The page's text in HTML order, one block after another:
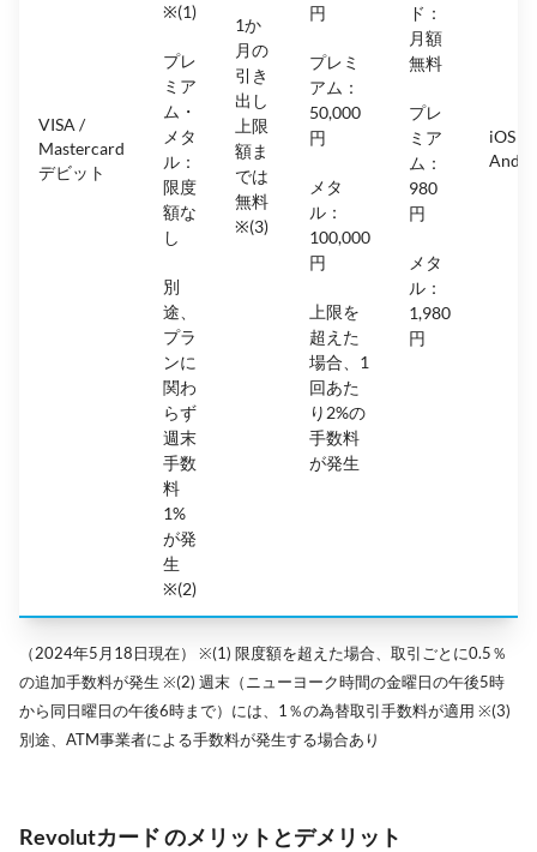
VISA /
Mastercard
デビット
※(1)
プレ
ミア
ム・
メタ
ル：
限度
額な
し
別
途、
プラ
ンに
関わ
らず
週末
手数
料
1%
が発
生
※(2)
1か
月の
引き
出し
上限
額ま
では
無料
※(3)
円
プレミ
アム：
50,000
円
メタ
ル：
100,000
円
上限を
超えた
場合、1
回あた
り2%の
手数料
が発生
ド：
月額
無料
プレ
ミア
ム：
980
円
メタ
ル：
1,980
円
iOS &
（2024年5月18日現在） ※(1) 限度額を超えた場合、取引ごとに0.5％
の追加手数料が発生 ※(2) 週末（ニューヨーク時間の金曜日の午後5時
から同日曜日の午後6時まで）には、1％の為替取引手数料が適用 ※(3)
別途、ATM事業者による手数料が発生する場合あり
Revolutカード のメリットとデメリット